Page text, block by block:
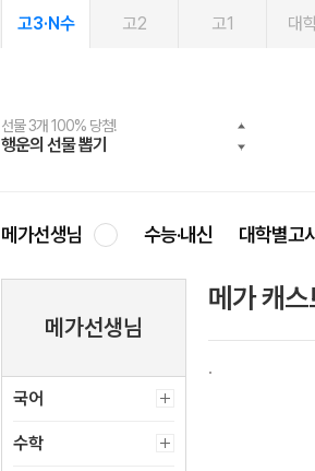
고3·N수 고2 고1 대
선물 3개 100% 당첨!
행운의 선물 뽑기
선물 100% 증정!
메가스터디 X 올리브
여름방학 스터디 캐시백
메가런 썸머스쿨
2027 러셀 단과
강사 공개선발
스마트러닝앱
설문 EVENT
메가패스
3일 무료 체험권
메가패스 수강생 무료혜택!
메가클럽 멤버십
사회공헌 캠페인
희망이룸 메가나눔
메가선생님 수능·내신 대학별고
메가선생님
국어
수학
메가 캐스